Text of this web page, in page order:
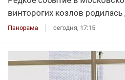
винторогих козлов
Панорама сегодня, 17:15